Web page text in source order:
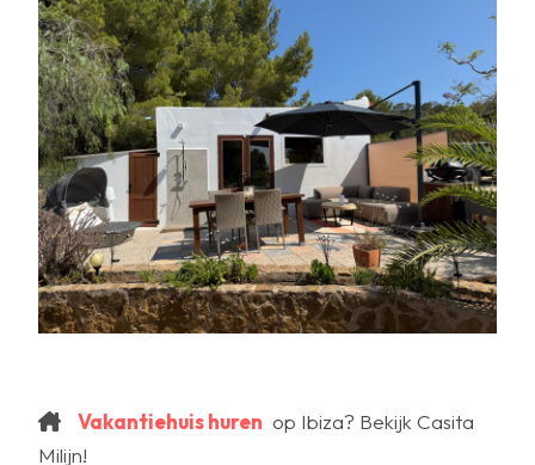
Vakantiehuis huren op Ibiza? Bekijk Casita
Milijn!